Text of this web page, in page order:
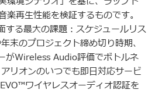
楽再生性能を検証するものです。
する最大の課題：スケジュールリス
末のプロジェクト締め切り時期、
がWireless Audio評価でボトルネ
リオンのいつでも即日対応サービ
ワイヤレスオーディオ認証を